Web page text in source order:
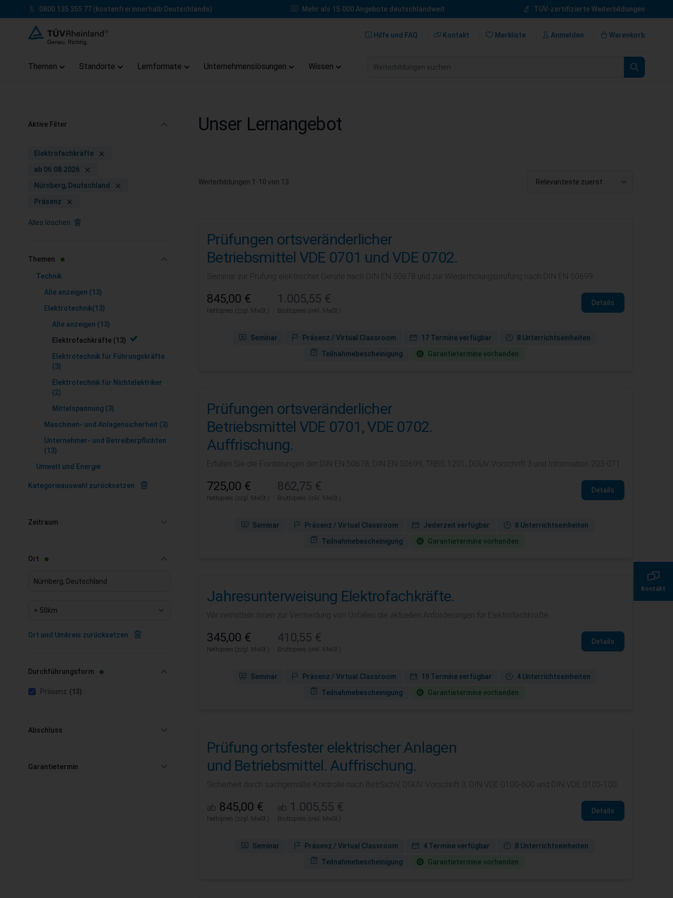
Zum Inhalt springen
0800 135 355 77 (kostenfrei innerhalb Deutschlands) Mehr als 15.000 Angebote deutschlandweit TÜV-zertifizierte Weiterbildungen
Hilfe und FAQ Kontakt Merkliste Anmelden Warenkorb
Themen Standorte Lernformate Unternehmenslösungen Wissen Weiterbildungen suchen
Kontakt
Unser Lernangebot
Weiterbildungen 1 -10 von 13
Prüfungen ortsveränderlicher
Betriebsmittel VDE 0701 und VDE 0702.
Seminar zur Prüfung elektrischer Geräte nach DIN EN 50678 und zur Wiederholungsprüfung nach DIN EN 50699.
845,00 €
Nettopreis (zzgl. MwSt.)
1.005,55 €
Bruttopreis (inkl. MwSt.)
Details
Seminar Präsenz / Virtual Classroom 17 Termine verfügbar
8 Unterrichtseinheiten
Teilnahmebescheinigung
Garantie­termine vorhanden
Prüfungen ortsveränderlicher
Betriebsmittel VDE 0701, VDE 0702.
Auffrischung.
Erfüllen Sie die Forderungen der DIN EN 50678, DIN EN 50699, TRBS 1201, DGUV Vorschrift 3 und Information 203-071.
725,00 €
Nettopreis (zzgl. MwSt.)
862,75 €
Bruttopreis (inkl. MwSt.)
Details
Seminar Präsenz / Virtual Classroom Jederzeit verfügbar
8 Unterrichtseinheiten
Teilnahmebescheinigung
Garantie­termine vorhanden
Jahresunterweisung Elektrofachkräfte.
Wir vermitteln Ihnen zur Vermeidung von Unfällen die aktuellen Anforderungen für Elektrofachkräfte.
345,00 €
Nettopreis (zzgl. MwSt.)
410,55 €
Bruttopreis (inkl. MwSt.)
Details
Seminar Präsenz / Virtual Classroom 19 Termine verfügbar
4 Unterrichtseinheiten
Teilnahmebescheinigung
Garantie­termine vorhanden
Prüfung ortsfester elektrischer Anlagen
und Betriebsmittel. Auffrischung.
Sicherheit durch sachgemäße Kontrolle nach BetrSichV, DGUV Vorschrift 3, DIN VDE 0100-600 und DIN VDE 0105-100.
ab 845,00 €
Nettopreis (zzgl. MwSt.)
ab 1.005,55 €
Bruttopreis (inkl. MwSt.)
Details
Seminar Präsenz / Virtual Classroom 4 Termine verfügbar
8 Unterrichtseinheiten
Teilnahmebescheinigung
Garantie­termine vorhanden
Aktive Filter
Elektrofachkräfte
ab 06.08.2026
Nürnberg, Deutschland
Präsenz
Alles löschen
Themen filter
Technik
Alle anzeigen (13)
Elektrotechnik(13)
Alle anzeigen (13)
Elektrofachkräfte (13)
Elektrotechnik für Führungskräfte
(3)
Elektrotechnik für Nichtelektriker
(2)
Mittelspannung (3)
Maschinen- und Anlagensicherheit (3)
Unternehmer- und Betreiberpflichten
(13)
Umwelt und Energie
Kategorieauswahl zurücksetzen
Zeitraum
Ort filter
Ort und Umkreis zurücksetzen
Durchführungsform filter
Präsenz (13)
Abschluss
Garantietermin